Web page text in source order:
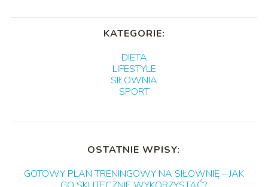
KATEGORIE:
DIETA
LIFESTYLE
SIŁOWNIA
SPORT
OSTATNIE WPISY:
GOTOWY PLAN TRENINGOWY NA SIŁOWNIĘ – JAK